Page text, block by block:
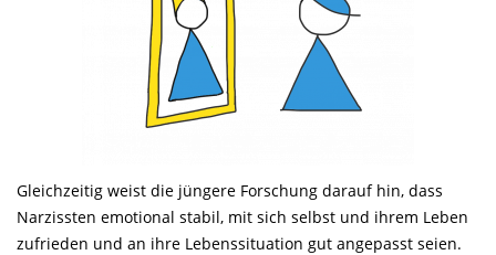
Gleichzeitig weist die jüngere Forschung darauf hin, dass
Narzissten emotional stabil, mit sich selbst und ihrem Leben
zufrieden und an ihre Lebenssituation gut angepasst seien.